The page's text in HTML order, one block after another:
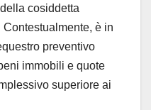
cosiddetta
è in
preventivo
immobili e quote
superiore ai